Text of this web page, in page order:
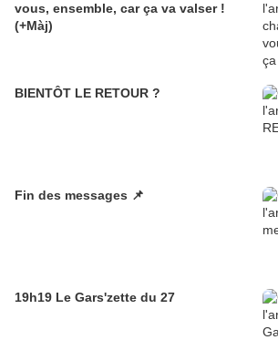
vous, ensemble, car ça va valser !
(+Màj)
BIENTÔT LE RETOUR ?
Fin des messages 📌
19h19 Le Gars'zette du 27